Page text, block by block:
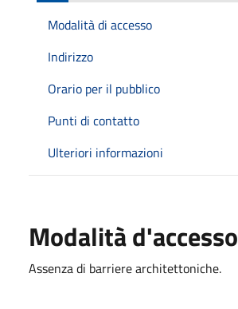
Modalità di accesso
Indirizzo
Orario per il pubblico
Punti di contatto
Ulteriori informazioni
Modalità d'accesso
Assenza di barriere architettoniche.